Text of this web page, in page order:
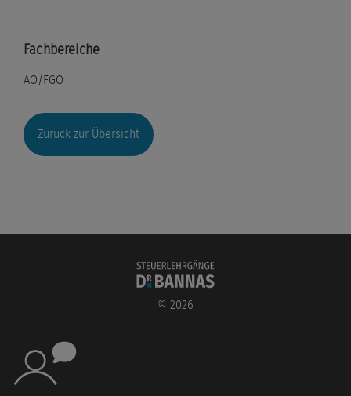
Fachbereiche
AO/FGO
Zurück zur Übersicht
© 2026